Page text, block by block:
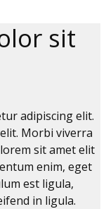
sit
adipiscing elit.
Morbi viverra
sit amet elit
enim, eget
est ligula,
in ligula.